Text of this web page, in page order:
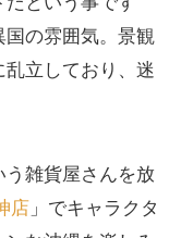
国の雰囲気。景観
立しており、迷
う雑貨屋さんを放
店 」でキャラクタ